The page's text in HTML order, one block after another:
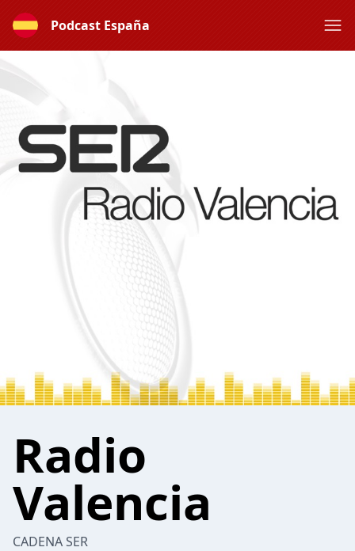
Podcast España
Radio
Valencia
CADENA SER